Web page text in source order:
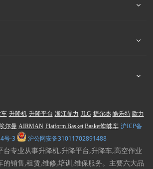
升降机 升降平台 浙江鼎力 JLG 捷尔杰 皓乐特 欧力
尔曼 AIRMAN Platform Basket Basket蜘蛛车 沪ICP备
号-3
沪公网安备31011702891488
台专业从事升降机,升降平台,升降车,高空作业
的销售,租赁,维修,培训,维保服务。主要六大品